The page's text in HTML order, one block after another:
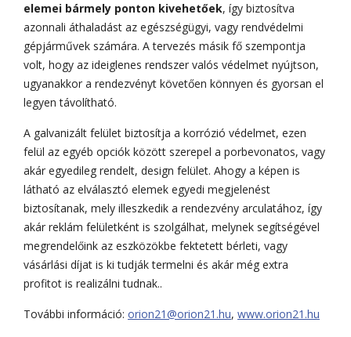
elemei bármely ponton kivehetőek, így biztosítva
azonnali áthaladást az egészségügyi, vagy rendvédelmi
gépjárművek számára. A tervezés másik fő szempontja
volt, hogy az ideiglenes rendszer valós védelmet nyújtson,
ugyanakkor a rendezvényt követően könnyen és gyorsan el
legyen távolítható.
A galvanizált felület biztosítja a korrózió védelmet, ezen
felül az egyéb opciók között szerepel a porbevonatos, vagy
akár egyedileg rendelt, design felület. Ahogy a képen is
látható az elválasztó elemek egyedi megjelenést
biztosítanak, mely illeszkedik a rendezvény arculatához, így
akár reklám felületként is szolgálhat, melynek segítségével
megrendelőink az eszközökbe fektetett bérleti, vagy
vásárlási díjat is ki tudják termelni és akár még extra
profitot is realizálni tudnak..
További információ: orion21@orion21.hu, www.orion21.hu